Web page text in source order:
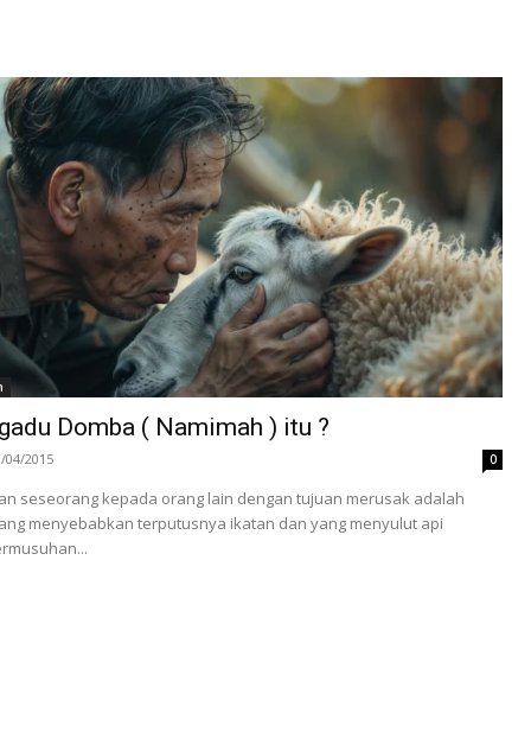
Domba ( Namimah ) itu ?
04/2015 0
seseorang kepada orang lain dengan tujuan merusak adalah
menyebabkan terputusnya ikatan dan yang menyulut api